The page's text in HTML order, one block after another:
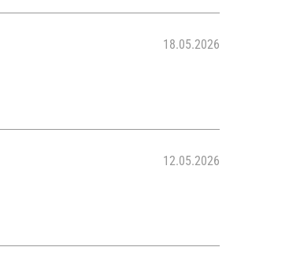
18.05.2026
12.05.2026